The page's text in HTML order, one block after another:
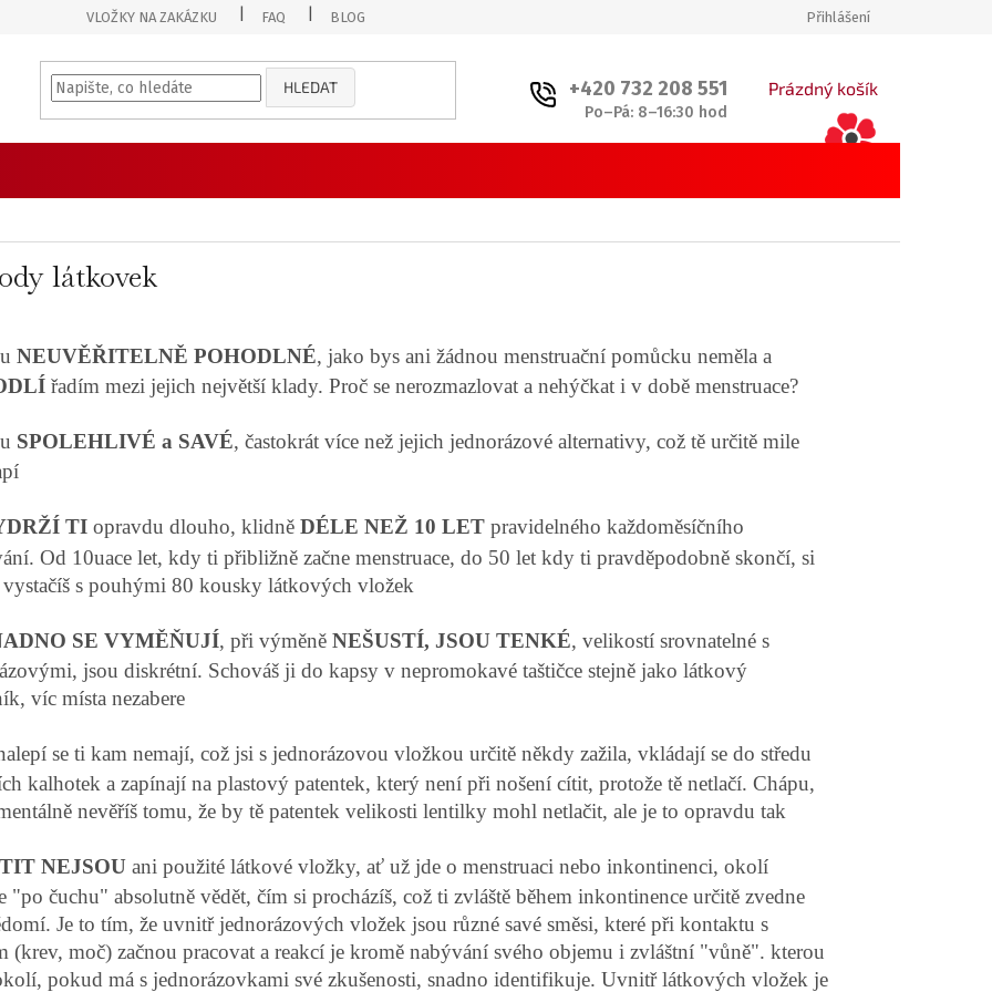
VLOŽKY NA ZAKÁZKU FAQ BLOG Přihlášení
HLEDAT
NÁKUPNÍ
Prázdný košík
+420 732 208 551
Po–Pá: 8–16:30 hod
látkovek
NEUVĚŘITELNĚ POHODLNÉ, jako bys ani žádnou menstruační pomůcku neměla a
řadím mezi jejich největší klady. Proč se nerozmazlovat a nehýčkat i v době menstruace?
SPOLEHLIVÉ a SAVÉ, častokrát více než jejich jednorázové alternativy, což tě určitě mile
TI opravdu dlouho, klidně DÉLE NEŽ 10 LET pravidelného každoměsíčního
Od 10uace let, kdy ti přibližně začne menstruace, do 50 let kdy ti pravděpodobně skončí, si
s pouhými 80 kousky látkových vložek
SE VYMĚŇUJÍ, při výměně NEŠUSTÍ, JSOU TENKÉ, velikostí srovnatelné s
jsou diskrétní. Schováš ji do kapsy v nepromokavé taštičce stejně jako látkový
víc místa nezabere
se ti kam nemají, což jsi s jednorázovou vložkou určitě někdy zažila, vkládají se do středu
kalhotek a zapínají na plastový patentek, který není při nošení cítit, protože tě netlačí. Chápu,
nevěříš tomu, že by tě patentek velikosti lentilky mohl netlačit, ale je to opravdu tak
NEJSOU ani použité látkové vložky, ať už jde o menstruaci nebo inkontinenci, okolí
"po čuchu" absolutně vědět, čím si procházíš, což ti zvláště během inkontinence určitě zvedne
Je to tím, že uvnitř jednorázových vložek jsou různé savé směsi, které při kontaktu s
(krev, moč) začnou pracovat a reakcí je kromě nabývání svého objemu i zvláštní "vůně". kterou
pokud má s jednorázovkami své zkušenosti, snadno identifikuje. Uvnitř látkových vložek je